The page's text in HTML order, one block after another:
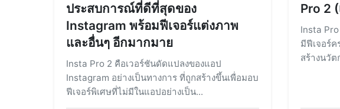
ประสบการณ์ที่ดีที่สุดของ
Instagram พร้อมฟีเจอร์แต่งภาพ
และอื่นๆ อีกมากมาย
Insta Pro 2 คือเวอร์ชันดัดแปลงของแอป
Instagram อย่างเป็นทางการ ที่ถูกสร้างขึ้นเพื่อมอบ
ฟีเจอร์พิเศษที่ไม่มีในแอปอย่างเป็น...
Pro 2
Insta
มีฟีเจอร์
สร้างนวัต